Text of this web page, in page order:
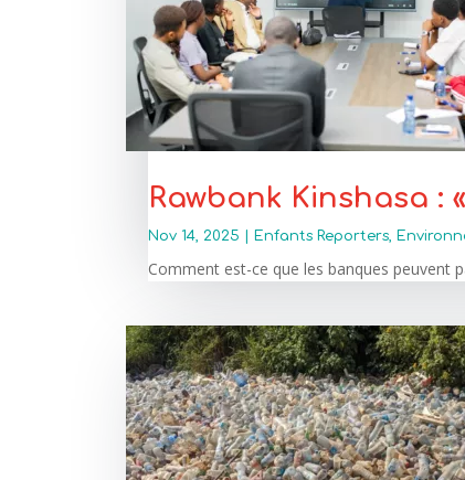
Rawbank Kinshasa :
Nov 14, 2025 Enfants Reporters,
Comment est-ce que les banques peuvent